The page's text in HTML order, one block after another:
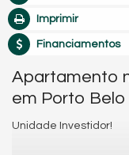
Imprimir
Financiamentos
Apartamento
em Porto Belo
Unidade Investidor!